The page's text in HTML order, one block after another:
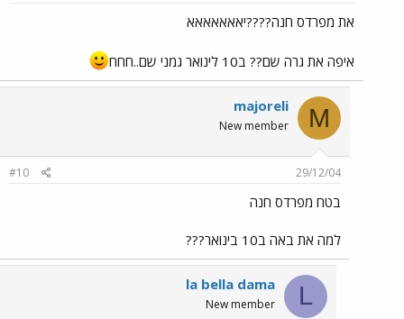
את מפרדס חנה????יאאאאאאא
איפה את גרה שם?? ב10 לינואר גמני שם..חחח
M
majoreli
New member
29/12/04
#10
בטח מפרדס חנה
למה את באה ב10 בינואר???
L
la bella dama
New member